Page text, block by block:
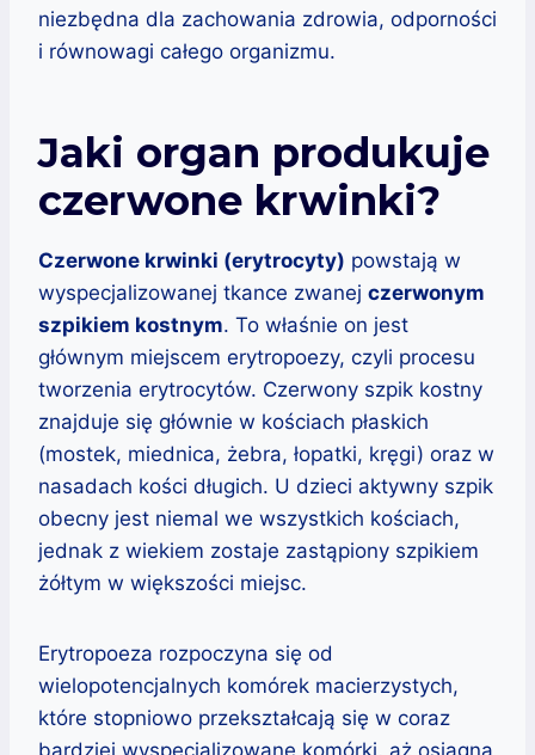
niezbędna dla zachowania zdrowia, odporności
i równowagi całego organizmu.
Jaki organ produkuje
czerwone krwinki?
Czerwone krwinki (erytrocyty) powstają w
wyspecjalizowanej tkance zwanej czerwonym
szpikiem kostnym. To właśnie on jest
głównym miejscem erytropoezy, czyli procesu
tworzenia erytrocytów. Czerwony szpik kostny
znajduje się głównie w kościach płaskich
(mostek, miednica, żebra, łopatki, kręgi) oraz w
nasadach kości długich. U dzieci aktywny szpik
obecny jest niemal we wszystkich kościach,
jednak z wiekiem zostaje zastąpiony szpikiem
żółtym w większości miejsc.
Erytropoeza rozpoczyna się od
wielopotencjalnych komórek macierzystych,
które stopniowo przekształcają się w coraz
bardziej wyspecjalizowane komórki, aż osiągną